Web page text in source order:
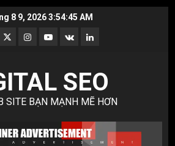
8 9, 20263:54:46 AM
TwitterInstagram
Youtube
VK LinkedIn
SEO
SITE BẠN MẠNH MẼ HƠN